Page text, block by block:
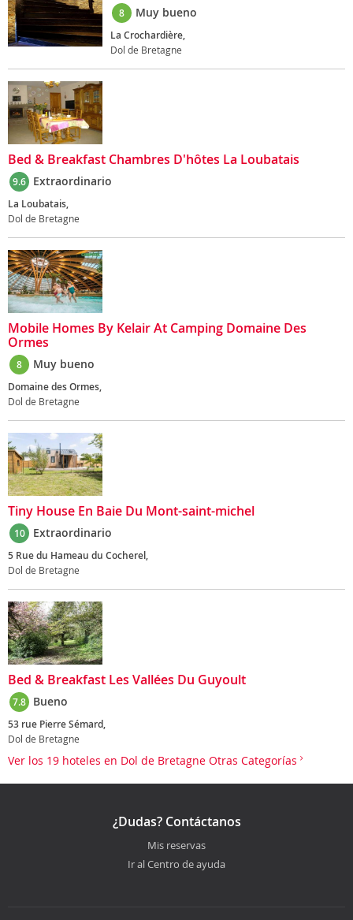
8 Muy bueno
La Crochardière,
Dol de Bretagne
Bed & Breakfast Chambres D'hôtes La Loubatais
9.6 Extraordinario
La Loubatais,
Dol de Bretagne
Mobile Homes By Kelair At Camping Domaine Des
Ormes
8 Muy bueno
Domaine des Ormes,
Dol de Bretagne
Tiny House En Baie Du Mont-saint-michel
10 Extraordinario
5 Rue du Hameau du Cocherel,
Dol de Bretagne
Bed & Breakfast Les Vallées Du Guyoult
7.8 Bueno
53 rue Pierre Sémard,
Dol de Bretagne
Ver los 19 hoteles en Dol de Bretagne Otras Categorías
¿Dudas? Contáctanos
Mis reservas
Ir al Centro de ayuda